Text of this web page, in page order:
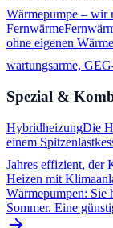
Wärmepumpe – wir
Fernwärme
ohne eigenen
wartungsarme,
Spezial &
HybridheizungDie
einem
Jahres effizient, der
Heizen mit
Wärmepumpen: Sie
Sommer. Eine